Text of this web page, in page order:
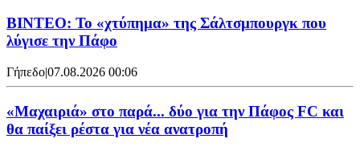
ΒΙΝΤΕΟ: Το «χτύπημα» της Σάλτσμπουργκ που
λύγισε την Πάφο
Γήπεδο|07.08.2026 00:06
«Μαχαιριά» στο παρά... δύο για την Πάφος FC και
θα παίξει ρέστα για νέα ανατροπή